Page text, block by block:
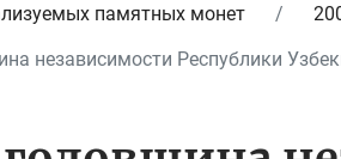
памятных монет
независимости Республики